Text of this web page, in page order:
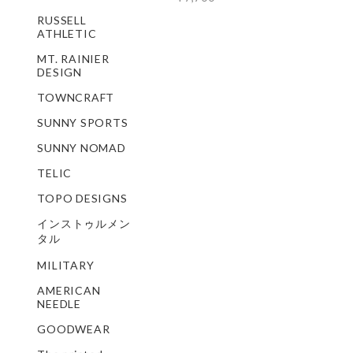
RUSSELL
ATHLETIC
MT. RAINIER
DESIGN
TOWNCRAFT
SUNNY SPORTS
SUNNY NOMAD
TELIC
TOPO DESIGNS
インストゥルメン
タル
MILITARY
AMERICAN
NEEDLE
GOODWEAR